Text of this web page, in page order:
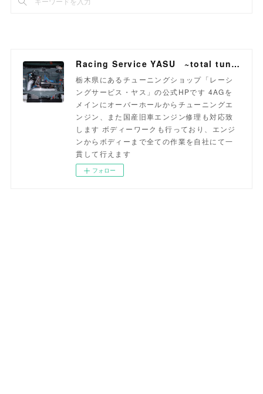
Racing Service YASU ~total tuning proshop~
栃木県にあるチューニングショップ「レーシ
ングサービス・ヤス」の公式HPです 4AGを
メインにオーバーホールからチューニングエ
ンジン、また国産旧車エンジン修理も対応致
します ボディーワークも行っており、エンジ
ンからボディーまで全ての作業を自社にて一
貫して行えます
フォロー